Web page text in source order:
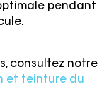
pendant
consultez notre
et teinture du